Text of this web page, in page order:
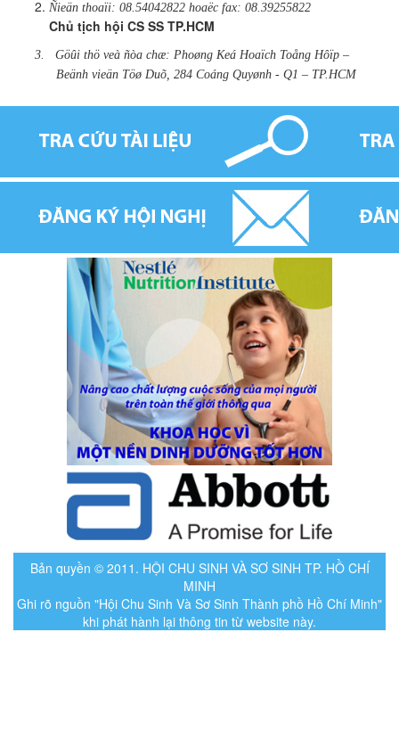
Ñieän thoaïi: 08.54042822 hoaëc fax: 08.39255822
Chủ tịch hội CS SS TP.HCM
3.
Göûi thö veà ñòa chæ: Phoøng Keá Hoaïch Toång Hôïp –
Beänh vieän Töø Duõ, 284 Coáng Quyønh - Q1 – TP.HCM
Bản quyền © 2011. HỘI CHU SINH VÀ SƠ SINH TP. HỒ CHÍ
MINH
Ghi rõ nguồn "Hội Chu Sinh Và Sơ Sinh Thành phồ Hồ Chí Minh"
khi phát hành lại thông tin từ website này.